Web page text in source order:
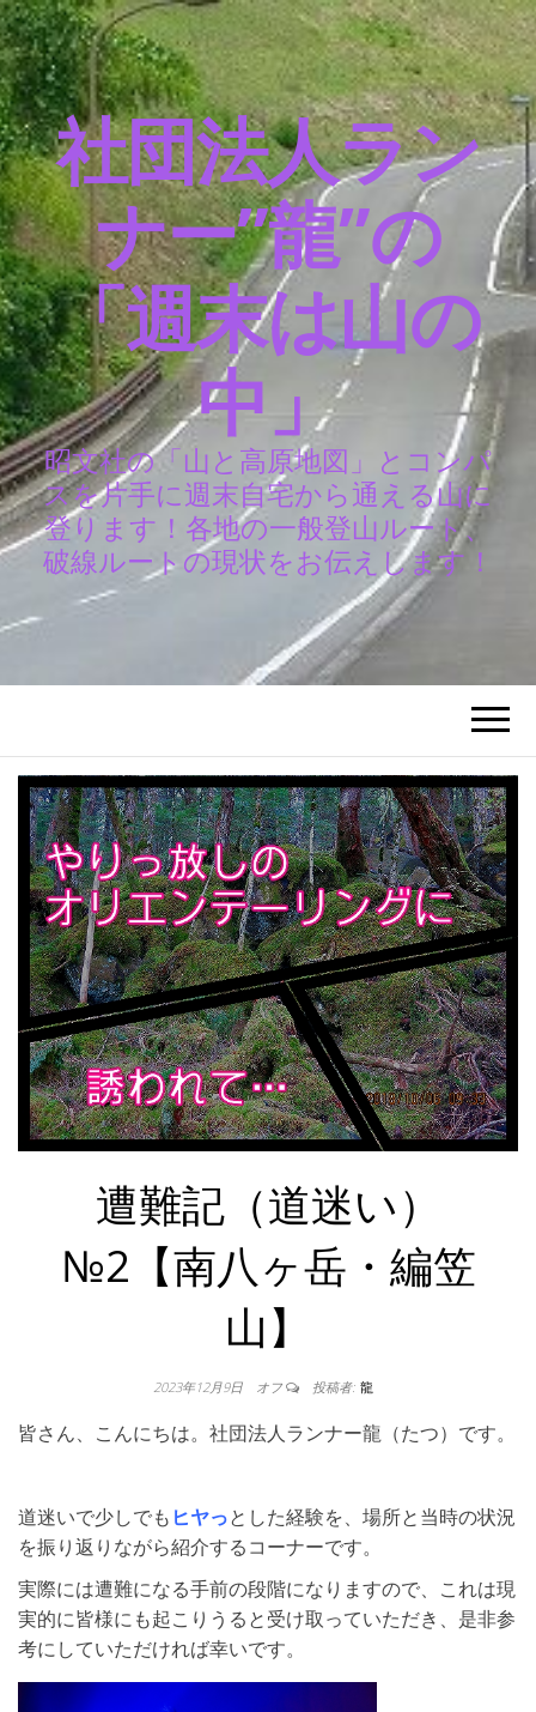
社団法人ラン
ナー”龍”の
「週末は山の
中」
昭文社の「山と高原地図」とコンパ
スを片手に週末自宅から通える山に
登ります！各地の一般登山ルート、
破線ルートの現状をお伝えします！
遭難記（道迷い）
№2【南八ヶ岳・編笠
山】
2023年12月9日 オフ 投稿者: 龍
皆さん、こんにちは。社団法人ランナー龍（たつ）です。
道迷いで少しでも ヒヤっとした経験を、場所と当時の状況
を振り返りながら紹介するコーナーです。
実際には遭難になる手前の段階になりますので、これは現
実的に皆様にも起こりうると受け取っていただき、是非参
考にしていただければ幸いです。